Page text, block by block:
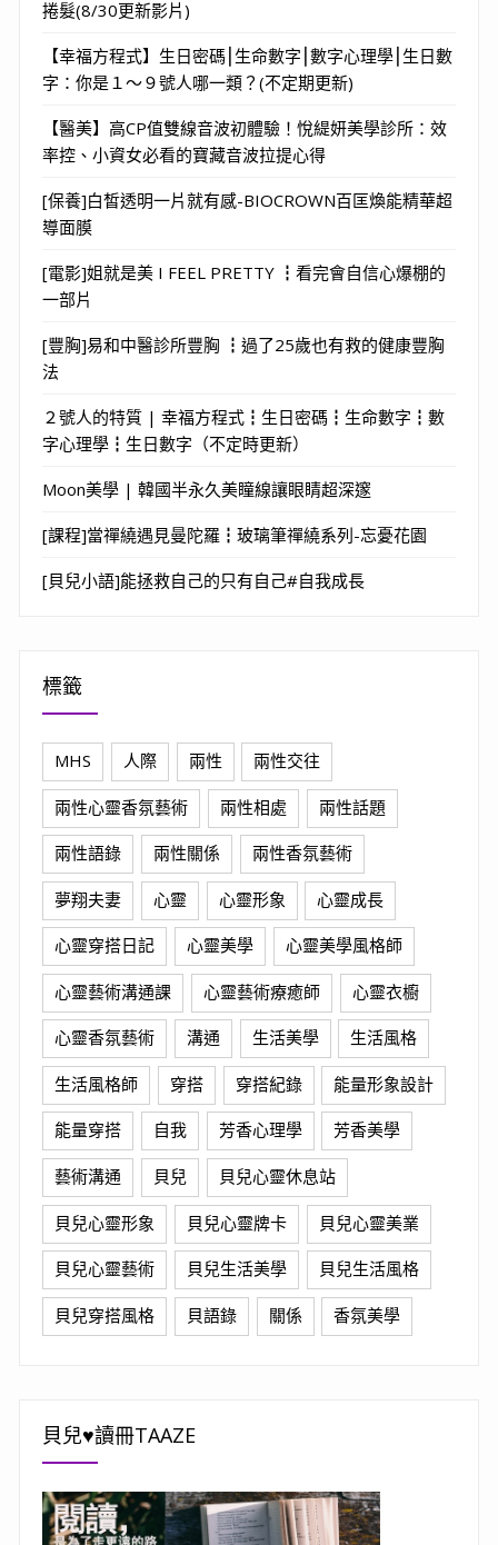
捲髮(8/30更新影片)
【幸福方程式】生日密碼⎮生命數字⎮數字心理學⎮生日數
字：你是１～９號人哪一類？(不定期更新)
【醫美】高CP值雙線音波初體驗！悅緹妍美學診所：效
率控、小資女必看的寶藏音波拉提心得
[保養]白皙透明一片就有感-BIOCROWN百匡煥能精華超
導面膜
[電影]姐就是美 I FEEL PRETTY ┇看完會自信心爆棚的
一部片
[豐胸]易和中醫診所豐胸 ┇過了25歲也有救的健康豐胸
法
２號人的特質 | 幸福方程式┇生日密碼┇生命數字┇數
字心理學┇生日數字（不定時更新）
Moon美學 | 韓國半永久美瞳線讓眼睛超深邃
[課程]當禪繞遇見曼陀羅┇玻璃筆禪繞系列-忘憂花園
[貝兒小語]能拯救自己的只有自己#自我成長
標籤
MHS 人際 兩性 兩性交往
兩性心靈香氛藝術 兩性相處 兩性話題
兩性語錄 兩性關係 兩性香氛藝術
夢翔夫妻 心靈 心靈形象 心靈成長
心靈穿搭日記 心靈美學 心靈美學風格師
心靈藝術溝通課 心靈藝術療癒師 心靈衣櫥
心靈香氛藝術 溝通 生活美學 生活風格
生活風格師 穿搭 穿搭紀錄 能量形象設計
能量穿搭 自我 芳香心理學 芳香美學
藝術溝通 貝兒 貝兒心靈休息站
貝兒心靈形象 貝兒心靈牌卡 貝兒心靈美業
貝兒心靈藝術 貝兒生活美學 貝兒生活風格
貝兒穿搭風格 貝語錄 關係 香氛美學
貝兒♥讀冊TAAZE